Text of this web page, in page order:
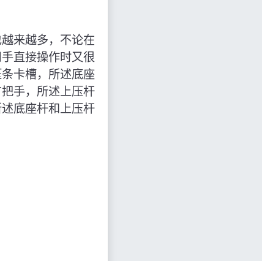
来越多，不论在
直接操作时又很
卡槽，所述底座
手，所述上压杆
底座杆和上压杆